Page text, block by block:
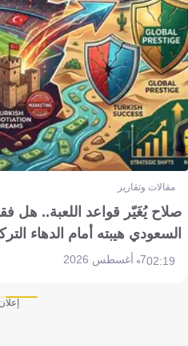
مقالات وتقارير
صلاح يُغَيّر قواعد اللعبة.. هل
السعودي هيبته أمام الدهاء
02:197 أغسطس 2026
إعلان